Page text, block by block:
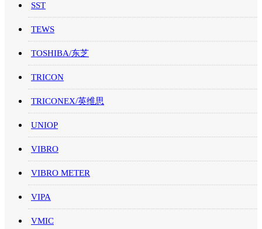
SST
TEWS
TOSHIBA/东芝
TRICON
TRICONEX/英维思
UNIOP
VIBRO
VIBRO METER
VIPA
VMIC